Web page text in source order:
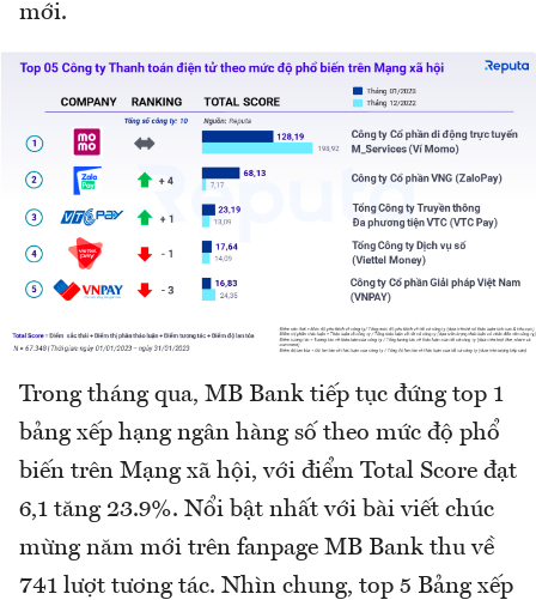
mới.
Trong tháng qua, MB Bank tiếp tục đứng top 1
bảng xếp hạng ngân hàng số theo mức độ phổ
biến trên Mạng xã hội, với điểm Total Score đạt
6,1 tăng 23.9%. Nổi bật nhất với bài viết chúc
mừng năm mới trên fanpage MB Bank thu về
741 lượt tương tác. Nhìn chung, top 5 Bảng xếp